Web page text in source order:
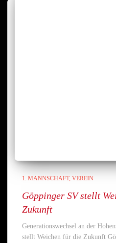
1. MANNSCHAFT VEREIN
Göppinger SV stellt
Zukunft
Generationswechsel an der
stellt Weichen für die Zukunft